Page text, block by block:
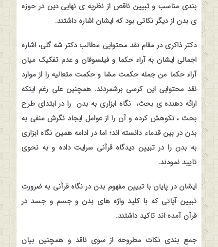
بندی مناسب و تبیین ناقص از نظریه ی نهایی دین در حوزه
ی بدن از دیگر نکاتی بود که ایشان اشاره داشتند.
دکتر ذاکری در مقام نقد محتوایی مطالب دکتر شه گلی، اشاره
اجمالی ایشان به آراء حکما و فیلسوفان و عدم تفکیک میان
آراء حکما من جمله حکمت مشا و حکمت متعالیه را از موارد
نقد محتوایی این کرسی برشمردند. همچنین علی رغم اینکه
ارائه دهنده ی بحث، نگاه ابزاری به بدن را در ابتدای طرح
بحث ، نکوهش کرده و آن را از عوامل ایجاد نگرش منفی به
بدن در بین قدماء دانسته اند؛ اما در ادامه همین نگاه ابزاری
به بدن را در تبیین دیدگاه قرآنی سرایت داده و به نحوی
تایید نمودند.
ایشان در پایان با تبیین مفهوم بدن در نگاه قرآنی به ضرورت
تبیین آیاتی که با کلید واژه های بدن و جسم و جسد در
قرآن آمده اند تاکید داشتند.
جمع بندی نکات مطروحه از سوی ناقد و همچنین بیان